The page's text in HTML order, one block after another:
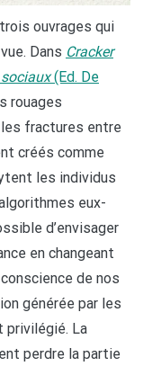
ouvrages qui
Dans Cracker
(Ed. De
rouages
fractures entre
créés comme
les individus
eux-
d’envisager
en changeant
de nos
générée par les
privilégié. La
perdre la partie